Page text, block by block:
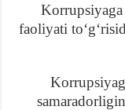
faoliyati